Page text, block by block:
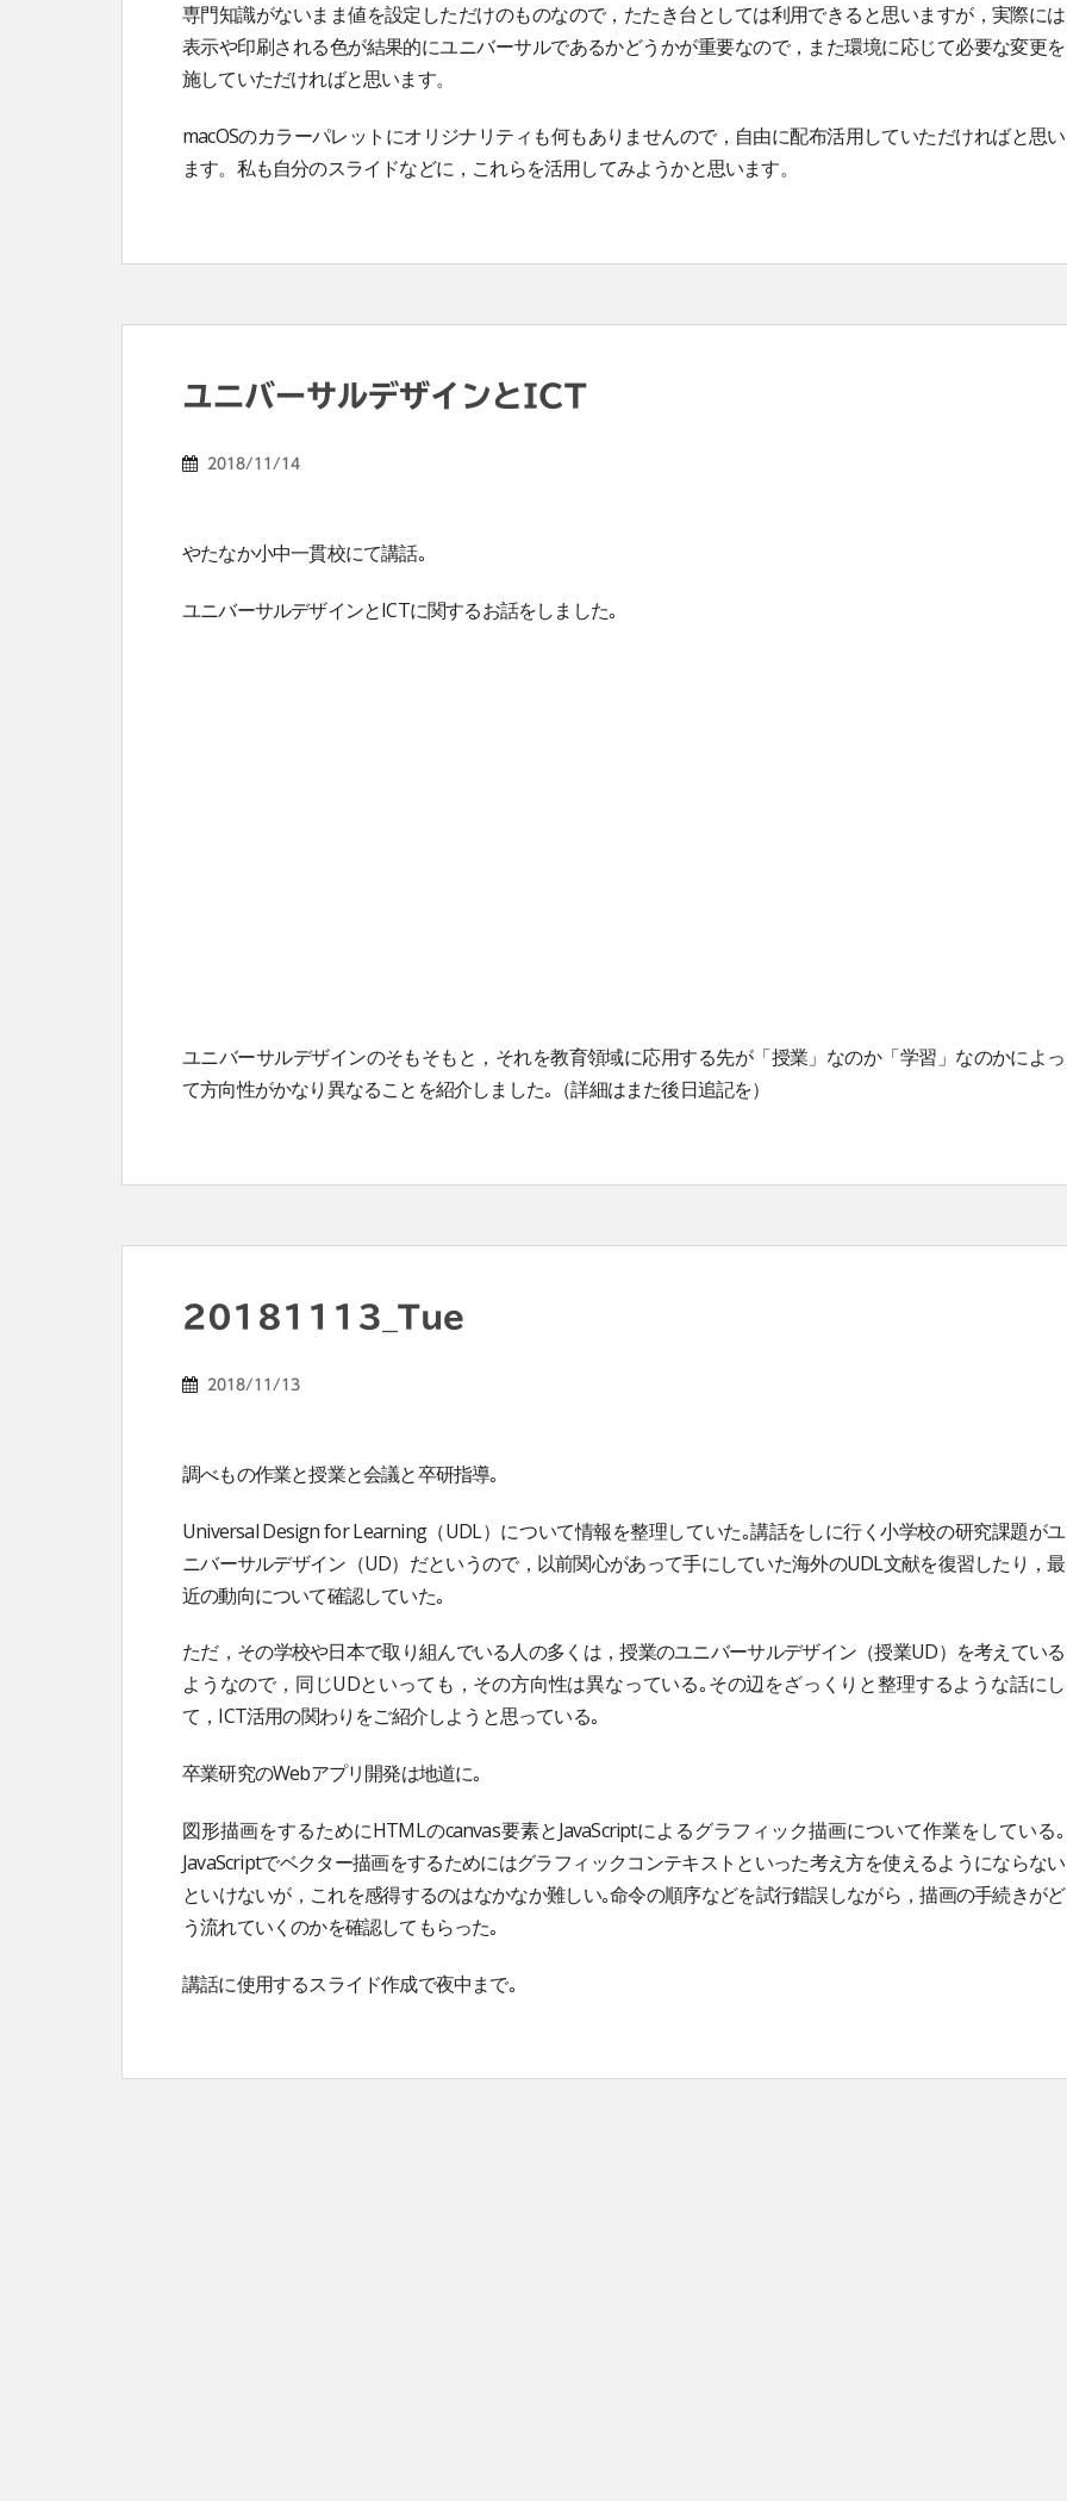
専門知識がないまま値を設定しただけのものなので，たたき台としては利用できると思いますが，実際には
表示や印刷される色が結果的にユニバーサルであるかどうかが重要なので，また環境に応じて必要な変更を
施していただければと思います。
macOSのカラーパレットにオリジナリティも何もありませんので，自由に配布活用していただければと思い
ます。私も自分のスライドなどに，これらを活用してみようかと思います。
ユニバーサルデザインとICT
2018/11/14
やたなか小中一貫校にて講話｡
ユニバーサルデザインとICTに関するお話をしました｡
ユニバーサルデザインのそもそもと，それを教育領域に応用する先が「授業」なのか「学習」なのかによっ
て方向性がかなり異なることを紹介しました｡（詳細はまた後日追記を）
20181113_Tue
2018/11/13
調べもの作業と授業と会議と卒研指導｡
Universal Design for Learning（UDL）について情報を整理していた｡講話をしに行く小学校の研究課題がユ
ニバーサルデザイン（UD）だというので，以前関心があって手にしていた海外のUDL文献を復習したり，最
近の動向について確認していた｡
ただ，その学校や日本で取り組んでいる人の多くは，授業のユニバーサルデザイン（授業UD）を考えている
ようなので，同じUDといっても，その方向性は異なっている｡その辺をざっくりと整理するような話にし
て，ICT活用の関わりをご紹介しようと思っている｡
卒業研究のWebアプリ開発は地道に｡
図形描画をするためにHTMLのcanvas要素とJavaScriptによるグラフィック描画について作業をしている｡
JavaScriptでベクター描画をするためにはグラフィックコンテキストといった考え方を使えるようにならない
といけないが，これを感得するのはなかなか難しい｡命令の順序などを試行錯誤しながら，描画の手続きがど
う流れていくのかを確認してもらった｡
講話に使用するスライド作成で夜中まで｡